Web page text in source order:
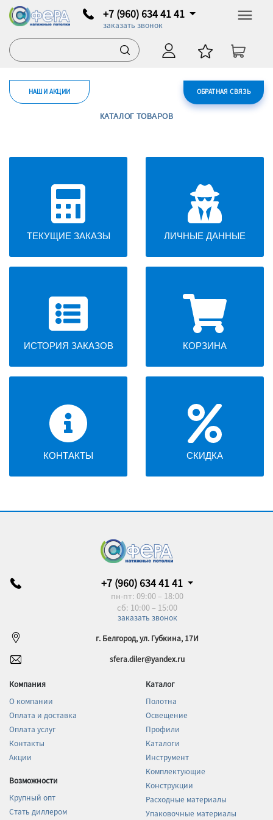
+7 (960) 634 41 41
заказать звонок
ОБРАТНАЯ СВЯЗЬ
НАШИ АКЦИИ
КАТАЛОГ ТОВАРОВ
ТЕКУЩИЕ ЗАКАЗЫ ЛИЧНЫЕ ДАННЫЕ
ИСТОРИЯ ЗАКАЗОВ КОРЗИНА
КОНТАКТЫ СКИДКА
+7 (960) 634 41 41
пн-пт: 09:00 – 18:00
сб: 10:00 – 15:00
заказать звонок
г. Белгород, ул. Губкина, 17И
sfera.diler@yandex.ru
Компания
О компании
Оплата и доставка
Оплата услуг
Контакты
Акции
Возможности
Крупный опт
Стать диллером
Каталог
Полотна
Освещение
Профили
Каталоги
Инструмент
Комплектующие
Конструкции
Расходные материалы
Упаковочные материалы